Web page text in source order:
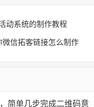
动系统的制作教程
信拓客链接怎么制作
简单几步完成二维码意